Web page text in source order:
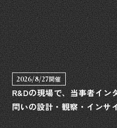
R&Dの現場で、当事者イン
問いの設計・観察・インサ
2026/8/27開催